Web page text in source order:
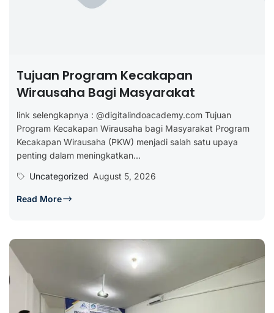
Tujuan Program Kecakapan
Wirausaha Bagi Masyarakat
link selengkapnya : @digitalindoacademy.com Tujuan
Program Kecakapan Wirausaha bagi Masyarakat Program
Kecakapan Wirausaha (PKW) menjadi salah satu upaya
penting dalam meningkatkan...
Uncategorized August 5, 2026
Read More